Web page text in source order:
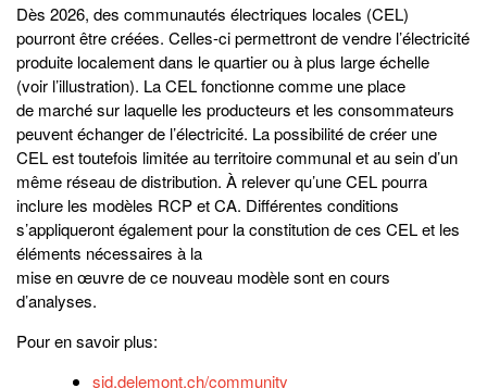
Dès 2026, des communautés électriques locales (CEL)
pourront être créées. Celles-ci permettront de vendre l’électricité
produite localement dans le quartier ou à plus large échelle
(voir l’illustration). La CEL fonctionne comme une place
de marché sur laquelle les producteurs et les consommateurs
peuvent échanger de l’électricité. La possibilité de créer une
CEL est toutefois limitée au territoire communal et au sein d’un
même réseau de distribution. À relever qu’une CEL pourra
inclure les modèles RCP et CA. Différentes conditions
s’appliqueront également pour la constitution de ces CEL et les
éléments nécessaires à la
mise en œuvre de ce nouveau modèle sont en cours
d’analyses.
Pour en savoir plus:
sid.delemont.ch/community